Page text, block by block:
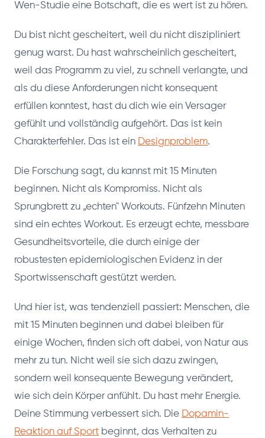
Wen-Studie eine Botschaft, die es wert ist zu hören.
Du bist nicht gescheitert, weil du nicht diszipliniert
genug warst. Du hast wahrscheinlich gescheitert,
weil das Programm zu viel, zu schnell verlangte, und
als du diese Anforderungen nicht konsequent
erfüllen konntest, hast du dich wie ein Versager
gefühlt und vollständig aufgehört. Das ist kein
Charakterfehler. Das ist ein Designproblem.
Die Forschung sagt, du kannst mit 15 Minuten
beginnen. Nicht als Kompromiss. Nicht als
Sprungbrett zu „echten" Workouts. Fünfzehn Minuten
sind ein echtes Workout. Es erzeugt echte, messbare
Gesundheitsvorteile, die durch einige der
robustesten epidemiologischen Evidenz in der
Sportwissenschaft gestützt werden.
Und hier ist, was tendenziell passiert: Menschen, die
mit 15 Minuten beginnen und dabei bleiben für
einige Wochen, finden sich oft dabei, von Natur aus
mehr zu tun. Nicht weil sie sich dazu zwingen,
sondern weil konsequente Bewegung verändert,
wie sich dein Körper anfühlt. Du hast mehr Energie.
Deine Stimmung verbessert sich. Die Dopamin-
Reaktion auf Sport beginnt, das Verhalten zu